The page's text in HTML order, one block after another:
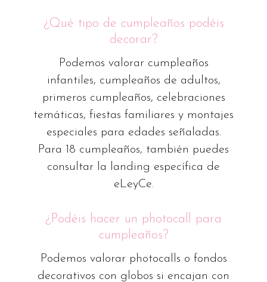
¿Qué tipo de cumpleaños podéis
decorar?
Podemos valorar cumpleaños
infantiles, cumpleaños de adultos,
primeros cumpleaños, celebraciones
temáticas, fiestas familiares y montajes
especiales para edades señaladas.
Para 18 cumpleaños, también puedes
consultar la landing específica de
eLeyCe.
¿Podéis hacer un photocall para
cumpleaños?
Podemos valorar photocalls o fondos
decorativos con globos si encajan con